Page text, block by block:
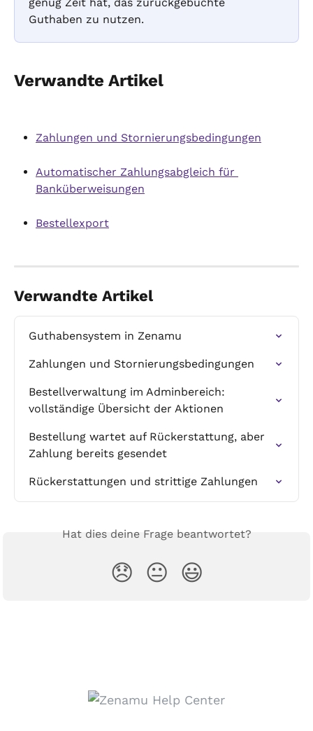
Guthaben zu nutzen.
Verwandte Artikel
Zahlungen und Stornierungsbedingungen
Automatischer Zahlungsabgleich für
Banküberweisungen
Bestellexport
Verwandte Artikel
Guthabensystem in Zenamu
Zahlungen und Stornierungsbedingungen
Bestellverwaltung im Adminbereich:
vollständige Übersicht der Aktionen
Bestellung wartet auf Rückerstattung, aber
Zahlung bereits gesendet
Rückerstattungen und strittige Zahlungen
Hat dies deine Frage beantwortet?
😞 😐 😃